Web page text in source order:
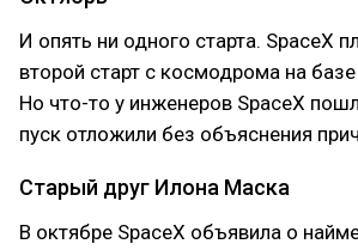
И опять ни одного старта. SpaceX
второй старт с космодрома на
Но что-то у инженеров SpaceX
пуск отложили без объяснения
Старый друг Илона Маска
В октябре SpaceX объявила о